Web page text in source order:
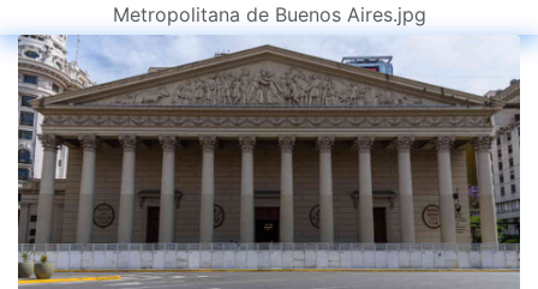
Metropolitana de Buenos Aires.jpg